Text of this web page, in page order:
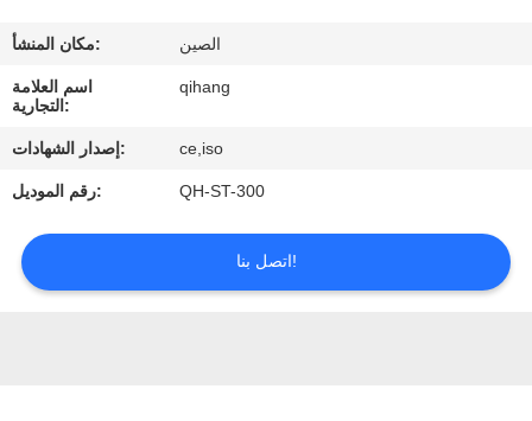
الجودة
اتصل
بنا
اطلب
اقتباس
مكان المنشأ: الصين
اسم العلامة
التجارية:
qihang
إصدار الشهادات: ce,iso
رقم الموديل: QH-ST-300
اتصل بنا!